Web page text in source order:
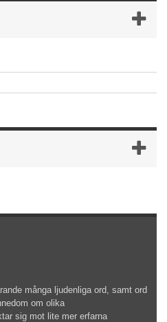
många ljudenliga ord, samt ord
om olika
sig mot lite mer erfarna